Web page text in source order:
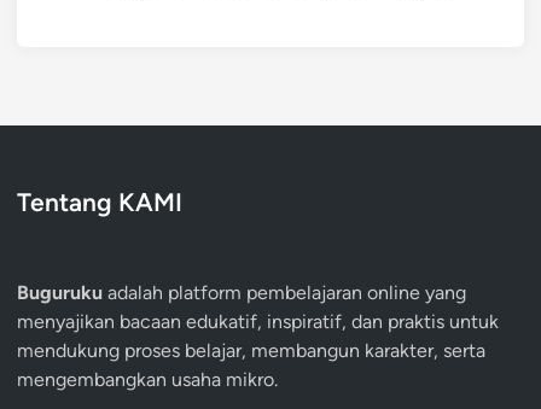
Tentang KAMI
Buguruku adalah platform pembelajaran online yang
menyajikan bacaan edukatif, inspiratif, dan praktis untuk
mendukung proses belajar, membangun karakter, serta
mengembangkan usaha mikro.